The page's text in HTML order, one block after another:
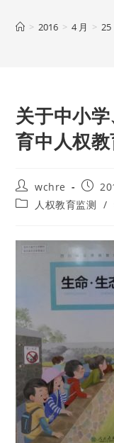
> 2016 > 4 月 > 25
关于中小
育中人权教
Post
author:
wchre
Post
Post 人权教育监测 /